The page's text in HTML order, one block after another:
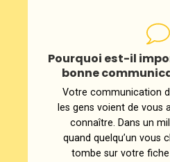
Pourquoi est-il
bonne
Votre communication
les gens voient de vous
connaître. Dans un
quand quelqu’un vous
tombe sur votre